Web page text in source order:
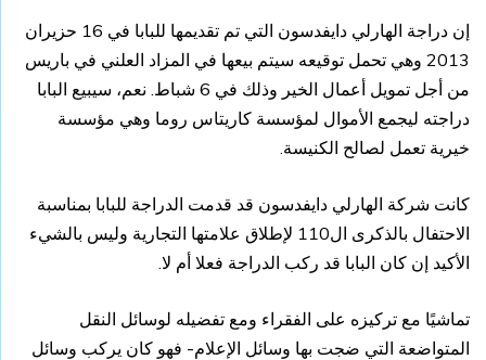
إن دراجة الهارلي دايفدسون التي تم تقديمها للبابا في 16 حزيران
2013 وهي تحمل توقيعه سيتم بيعها في المزاد العلني في باريس
من أجل تمويل أعمال الخير وذلك في 6 شباط. نعم، سيبيع البابا
دراجته ليجمع الأموال لمؤسسة كاريتاس روما وهي مؤسسة
خيرية تعمل لصالح الكنيسة.
كانت شركة الهارلي دايفدسون قد قدمت الدراجة للبابا بمناسبة
الاحتفال بالذكرى ال110 لإطلاق علامتها التجارية وليس بالشيء
الأكيد إن كان البابا قد ركب الدراجة فعلا أم لا.
تماشيًا مع تركيزه على الفقراء ومع تفضيله لوسائل النقل
المتواضعة التي ضجت بها وسائل الإعلام- فهو كان يركب وسائل